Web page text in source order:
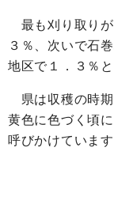
最も刈り取りが
３％、次いで石
地区で１．３％
県は収穫の時期
黄色に色づく頃
呼びかけています